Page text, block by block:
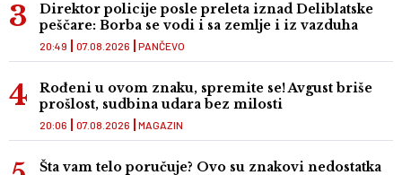
Direktor policije posle preleta iznad Deliblatske
peščare: Borba se vodi i sa zemlje i iz vazduha
PANČEVO
20:49 07.08.2026
Rođeni u ovom znaku, spremite se! Avgust briše
prošlost, sudbina udara bez milosti
MAGAZIN
20:06 07.08.2026
Šta vam telo poručuje? Ovo su znakovi nedostatka